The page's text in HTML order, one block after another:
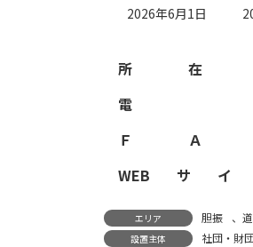
2026年6月1日
所在
電
ＦＡ
WEBサイ
エリア 胆振 、
設置主体 社団・財